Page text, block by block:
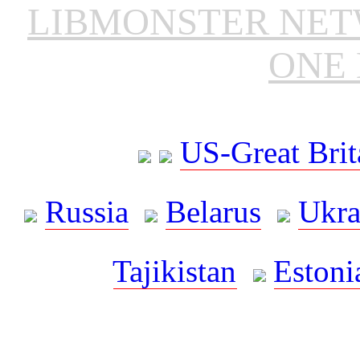
LIBMONSTER
ONE
US-Great
Russia
Belarus
Tajikistan